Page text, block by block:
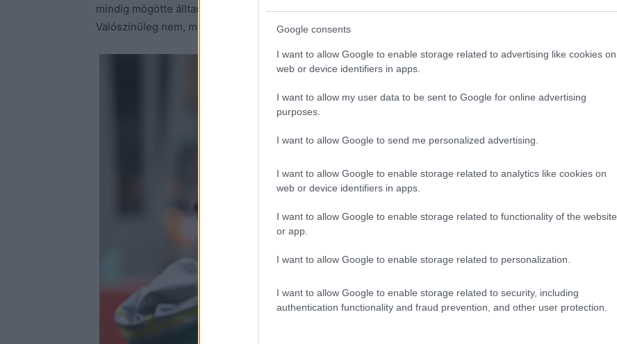
Google consents
I want to allow Google to enable storage related to advertising like cookies on
web or device identifiers in apps.
I want to allow my user data to be sent to Google for online advertising
purposes.
I want to allow Google to send me personalized advertising.
I want to allow Google to enable storage related to analytics like cookies on
web or device identifiers in apps.
I want to allow Google to enable storage related to functionality of the website
or app.
I want to allow Google to enable storage related to personalization.
I want to allow Google to enable storage related to security, including
authentication functionality and fraud prevention, and other user protection.
mindig mögötte álltam, mert volt néhány jó teljesítménye. De hogy világbajnok lesz-e belőle?
Valószínűleg nem, mert nem elég következetes” – folytatta Herbert.